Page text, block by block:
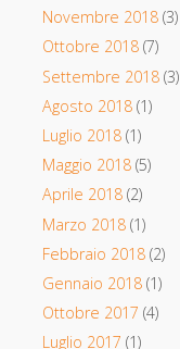
Novembre 2018(3)
Ottobre 2018(7)
Settembre 2018(3)
Agosto 2018(1)
Luglio 2018(1)
Maggio 2018(5)
Aprile 2018(2)
Marzo 2018(1)
Febbraio 2018(2)
Gennaio 2018(1)
Ottobre 2017 (4)
Luglio 2017 (1)